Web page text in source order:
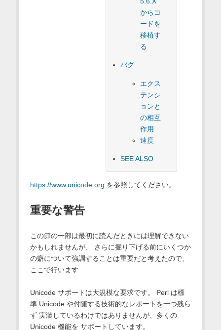
からコ
ードを
移植す
る
バグ
エクス
テンシ
ョンと
の相互
作用
速度
SEE ALSO
https://www.unicode.org を参照してください。
重要な警告
この節の一部は最初に読んだときには理解できない
かもしれませんが、 さらに掘り下げる前にいくつか
の癖について強調することは重要だと考えたので、
ここで行います:
Unicode サポートは大規模な要求です。 Perl は標
準 Unicode や付随する技術的なレポートを一つ残ら
ず 実装しているわけではありませんが、多くの
Unicode 機能を サポートしています。